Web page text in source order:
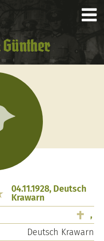
04.11.1928, Deutsch
Krawarn
,
Deutsch Krawarn